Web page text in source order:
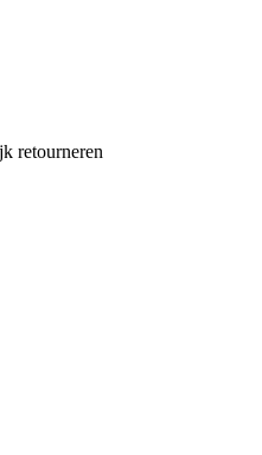
retourneren